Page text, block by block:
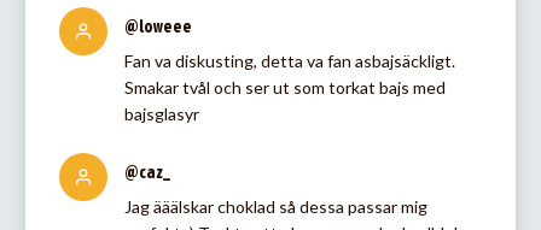
@loweee
Fan va diskusting, detta va fan asbajsäckligt.
Smakar tvål och ser ut som torkat bajs med
bajsglasyr
@caz_
Jag ääälskar choklad så dessa passar mig